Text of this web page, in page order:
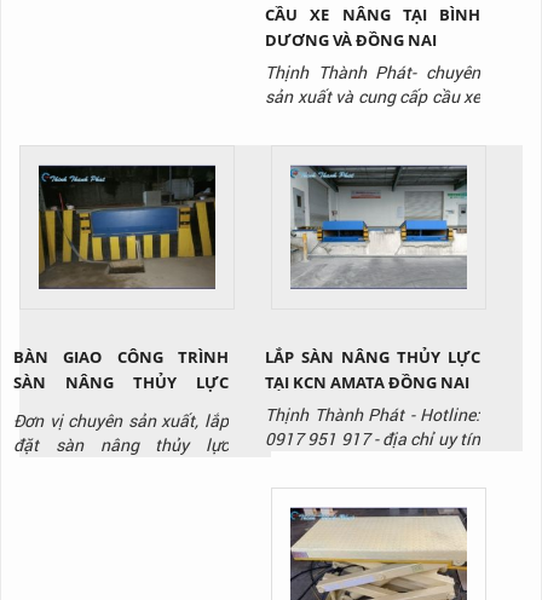
CẦU XE NÂNG TẠI BÌNH
DƯƠNG VÀ ĐỒNG NAI
Thịnh Thành Phát- chuyên
sản xuất và cung cấp cầu xe
giá tốt nhất thị trường, liên
hệ ngay Hotline: 0917 951
917 để được tư vấn và báo
giá sản phẩm.
BÀN GIAO CÔNG TRÌNH
SÀN NÂNG THỦY LỰC
HYDRAULIC DOCK LEVELER
TẠI KCN BIÊN HÒA ĐỒNG
NAI
Đơn vị chuyên sản xuất, lắp
đặt sàn nâng thủy lực
LẮP SÀN NÂNG THỦY LỰC
TẠI KCN AMATA ĐỒNG NAI
Thịnh Thành Phát - Hotline:
0917 951 917 - địa chỉ uy tín
sàn nâng thủy lưc.